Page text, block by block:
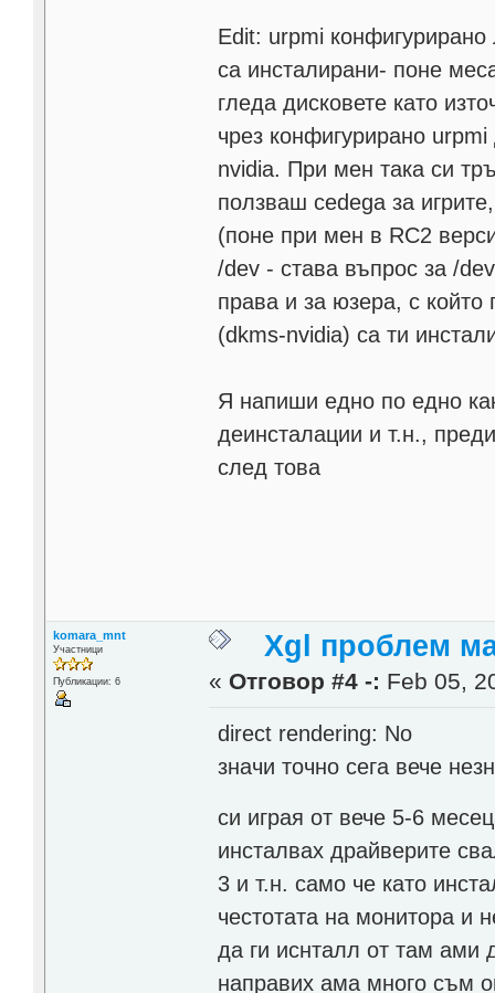
Edit: urpmi
са инсталирани- поне
гледа дисковете като
чрез конфигурирано
nvidia. При мен така си
ползваш cedega за
(поне при мен в RC2
/dev - става въпрос за /
права и за юзера, с
(dkms-nvidia) са ти
Я напиши едно по едно
деинсталации и т.н.,
след това
komara_mnt
Участници
Публикации: 6
Xgl проблем
« Отговор #4 -: Feb 05,
direct rendering: No
значи точно сега вече
си играя от вече 5-6
инсталвах драйверите
3 и т.н. само че като
честотата на монитора и
да ги иснталл от там ами
направих ама много съм